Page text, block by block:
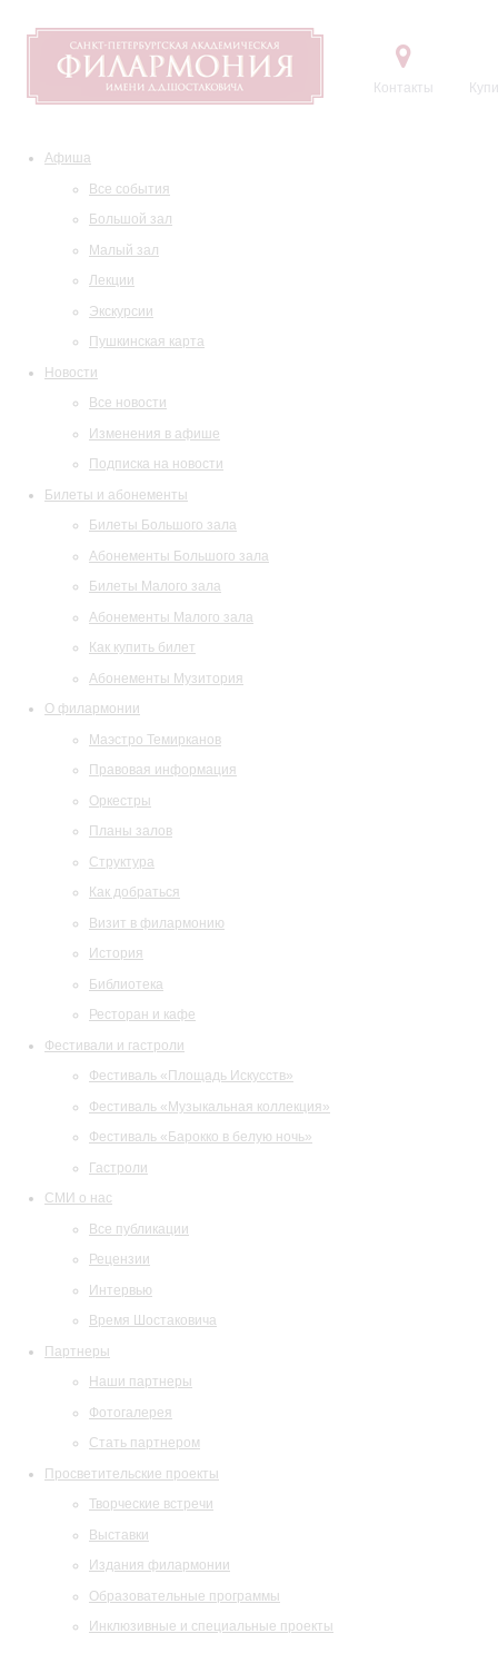
Контакты
Афиша
Все события
Большой зал
Малый зал
Лекции
Экскурсии
Пушкинская карта
Новости
Все новости
Изменения в афише
Подписка на новости
Билеты и абонементы
Билеты Большого зала
Абонементы Большого зала
Билеты Малого зала
Абонементы Малого зала
Как купить билет
Абонементы Музитория
О филармонии
Маэстро Темирканов
Правовая информация
Оркестры
Планы залов
Структура
Как добраться
Визит в филармонию
История
Библиотека
Ресторан и кафе
Фестивали и гастроли
Фестиваль «Площадь Искусств»
Фестиваль «Музыкальная коллекция»
Фестиваль «Барокко в белую ночь»
Гастроли
СМИ о нас
Все публикации
Рецензии
Интервью
Время Шостаковича
Партнеры
Наши партнеры
Фотогалерея
Стать партнером
Просветительские проекты
Творческие встречи
Выставки
Издания филармонии
Образовательные программы
Инклюзивные и специальные проекты